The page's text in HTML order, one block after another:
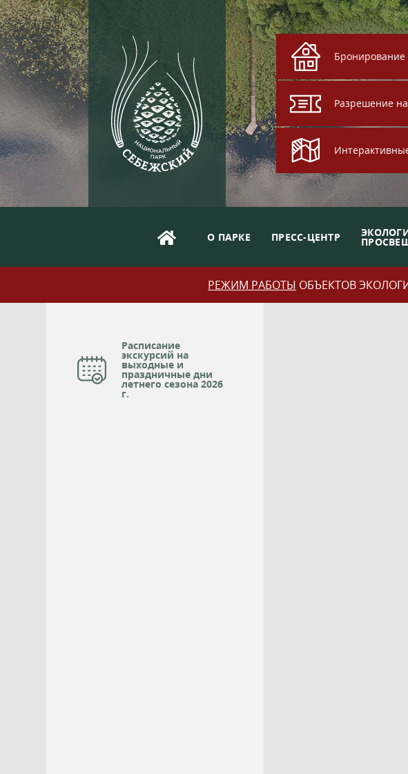
Бронирование
Разрешение
О ПАРКЕ ПРЕСС-ЦЕНТР
РЕЖИМ РАБОТЫ ОБЪЕКТОВ
Расписание
экскурсий на
выходные и
праздничные дни
летнего сезона 2026
г.